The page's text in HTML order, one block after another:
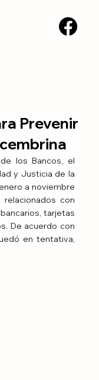
Prevenir
los Bancos, el
y Justicia de la
a noviembre
con
tarjetas
De acuerdo con
en tentativa,